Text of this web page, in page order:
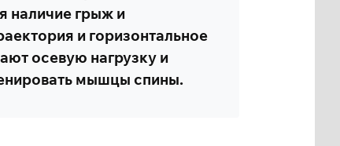
наличие грыж и
и горизонтальное
осевую нагрузку и
мышцы спины.